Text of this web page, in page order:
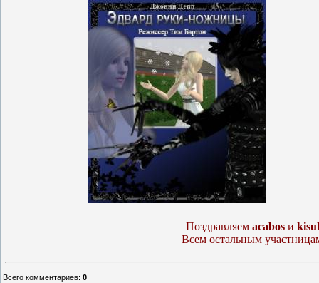
Поздравляем acabos и
Всем остальным
Всего комментариев: 0